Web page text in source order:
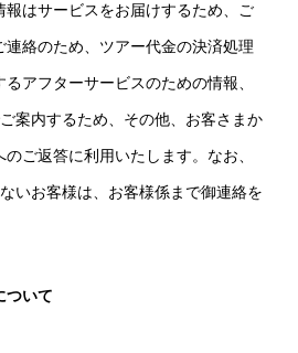
報はサービスをお届けするため、ご
絡のため、ツアー代金の決済処理
アフターサービスのための情報、
案内するため、その他、お客さまか
ご返答に利用いたします。なお、
いお客様は、お客様係まで御連絡を
ついて